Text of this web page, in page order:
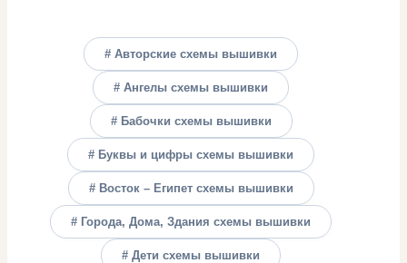
# Авторские схемы вышивки
# Ангелы схемы вышивки
# Бабочки схемы вышивки
# Буквы и цифры схемы вышивки
# Восток – Египет схемы вышивки
# Города, Дома, Здания схемы вышивки
# Дети схемы вышивки